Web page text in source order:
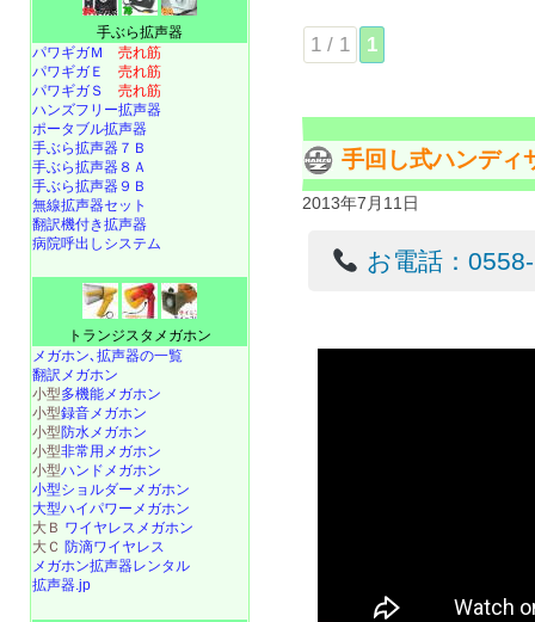
1 / 1 1
手回し式ハンディ
2013年7月11日
お電話：
手ぶら拡声器
パワギガＭ 売れ筋
パワギガＥ 売れ筋
パワギガＳ 売れ筋
ハンズフリー拡声器
ポータブル拡声器
手ぶら拡声器７Ｂ
手ぶら拡声器８Ａ
手ぶら拡声器９Ｂ
無線拡声器セット
翻訳機付き拡声器
病院呼出しシステム
トランジスタメガホン
メガホン､拡声器の一覧
翻訳メガホン
小型多機能メガホン
小型録音メガホン
小型防水メガホン
小型非常用メガホン
小型ハンドメガホン
小型ショルダーメガホン
大型ハイパワーメガホン
大Ｂ ワイヤレスメガホン
大Ｃ 防滴ワイヤレス
メガホン拡声器レンタル
拡声器.jp